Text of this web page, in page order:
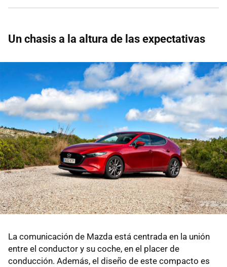
Un chasis a la altura de las expectativas
La comunicación de Mazda está centrada en la unión
entre el conductor y su coche, en el placer de
conducción. Además, el diseño de este compacto es